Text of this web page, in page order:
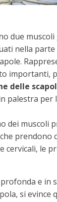
due muscoli
nella
importanti,
delle
palestra per
dei muscoli
che prendono
cervicali, le
e in
si evince